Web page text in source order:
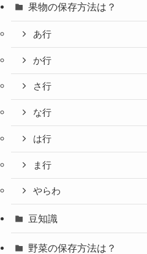
果物の保存方法は？
あ行
か行
さ行
な行
は行
ま行
やらわ
豆知識
野菜の保存方法は？